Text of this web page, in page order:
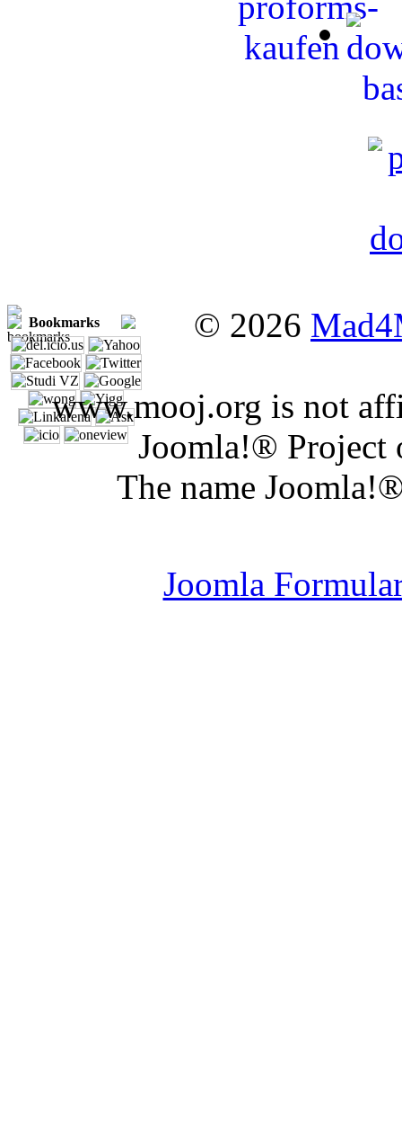
Bookmarks © 2026
www.mooj.org is not
Joomla!® Project
The name
Joomla